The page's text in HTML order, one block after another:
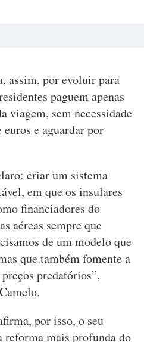
assim, por evoluir para
paguem apenas
viagem, sem necessidade
euros e aguardar por
criar um sistema
em que os insulares
financiadores do
aéreas sempre que
de um modelo que
que também fomente a
predatórios”,
por isso, o seu
reforma mais profunda do